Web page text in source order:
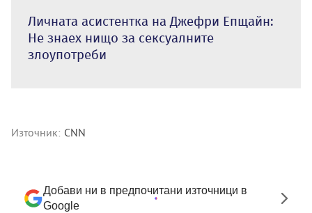
Личната асистентка на Джефри Епщайн:
Не знаех нищо за сексуалните
злоупотреби
Източник: CNN
Добави ни в предпочитани източници в
Google